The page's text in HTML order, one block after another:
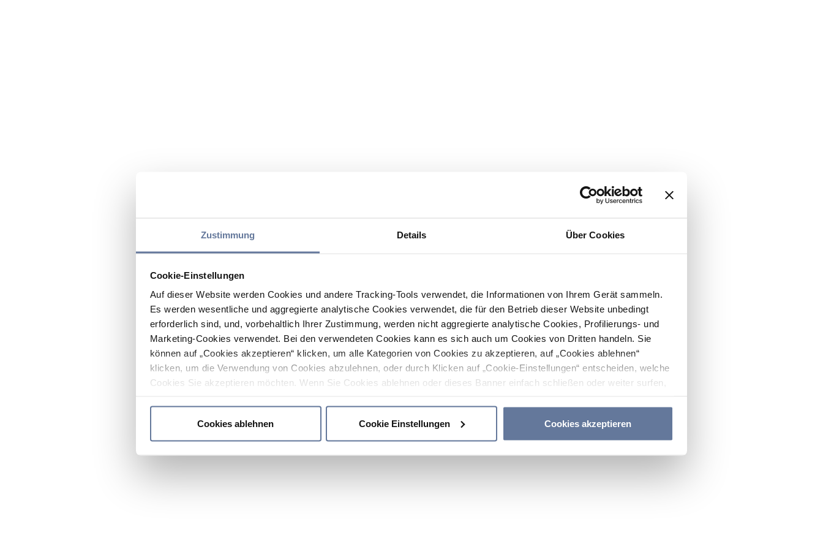
Zustimmung Details Über Cookies
Cookie-Einstellungen
Auf dieser Website werden Cookies und andere Tracking-Tools verwendet, die Informationen von Ihrem Gerät sammeln.
Es werden wesentliche und aggregierte analytische Cookies verwendet, die für den Betrieb dieser Website unbedingt
erforderlich sind, und, vorbehaltlich Ihrer Zustimmung, werden nicht aggregierte analytische Cookies, Profilierungs- und
Marketing-Cookies verwendet. Bei den verwendeten Cookies kann es sich auch um Cookies von Dritten handeln. Sie
können auf „Cookies akzeptieren“ klicken, um alle Kategorien von Cookies zu akzeptieren, auf „Cookies ablehnen“
klicken, um die Verwendung von Cookies abzulehnen, oder durch Klicken auf „Cookie-Einstellungen“ entscheiden, welche
Cookies Sie akzeptieren möchten. Wenn Sie Cookies ablehnen oder dieses Banner einfach schließen oder weiter surfen,
Cookies ablehnen
Cookie Einstellungen Cookies akzeptieren